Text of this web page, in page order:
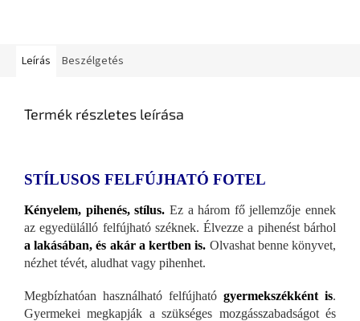
Leírás Beszélgetés
Termék részletes leírása
STÍLUSOS FELFÚJHATÓ FOTEL
Kényelem, pihenés, stílus. Ez a három fő jellemzője ennek
az egyedülálló felfújható széknek. Élvezze a pihenést bárhol
a lakásában, és akár a kertben is. Olvashat benne könyvet,
nézhet tévét, aludhat vagy pihenhet.
Megbízhatóan használható felfújható gyermekszékként is.
Gyermekei megkapják a szükséges mozgásszabadságot és